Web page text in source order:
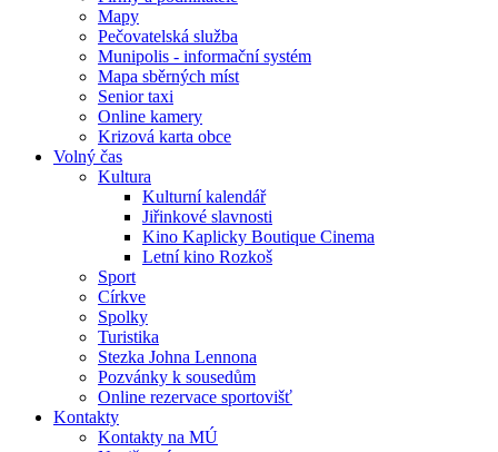
Mapy
Pečovatelská služba
Munipolis - informační systém
Mapa sběrných míst
Senior taxi
Online kamery
Krizová karta obce
Volný čas
Kultura
Kulturní kalendář
Jiřinkové slavnosti
Kino Kaplicky Boutique Cinema
Letní kino Rozkoš
Sport
Církve
Spolky
Turistika
Stezka Johna Lennona
Pozvánky k sousedům
Online rezervace sportovišť
Kontakty
Kontakty na MÚ